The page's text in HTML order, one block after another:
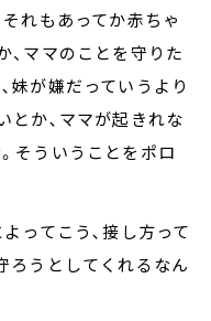
れもあってか赤ちゃ
ママのことを守りた
妹が嫌だっていうより
とか､ママが起きれな
そういうことをポロ
ってこう､接し方って
ろうとしてくれるなん